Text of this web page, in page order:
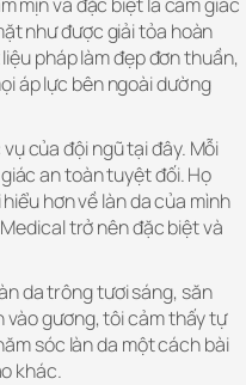
như được giải tỏa hoàn
pháp làm đẹp đơn thuần,
áp lực bên ngoài dường
của đội ngũ tại đây. Mỗi
an toàn tuyệt đối. Họ
hơn về làn da của mình
trở nên đặc biệt và
da trông tươi sáng, săn
vào gương, tôi cảm thấy tự
sóc làn da một cách bài
khác.